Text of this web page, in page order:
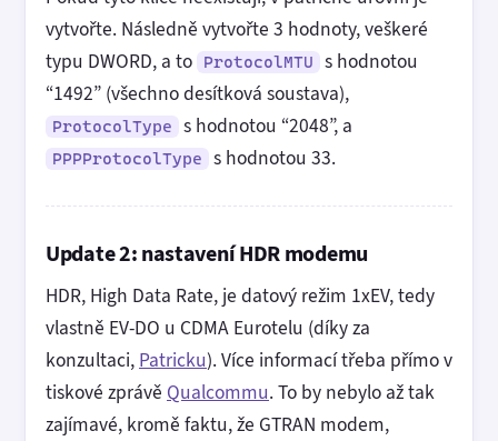
vytvořte. Následně vytvořte 3 hodnoty, veškeré
typu DWORD, a to
ProtocolMTU
s hodnotou
“1492” (všechno desítková soustava),
ProtocolType s hodnotou “2048”, a
PPPProtocolType s hodnotou 33.
Update 2: nastavení HDR modemu
HDR, High Data Rate, je datový režim 1xEV, tedy
vlastně EV-DO u CDMA Eurotelu (díky za
konzultaci, Patricku). Více informací třeba přímo v
tiskové zprávě Qualcommu. To by nebylo až tak
zajímavé, kromě faktu, že GTRAN modem,